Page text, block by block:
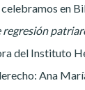
en
del Instituto
Ana